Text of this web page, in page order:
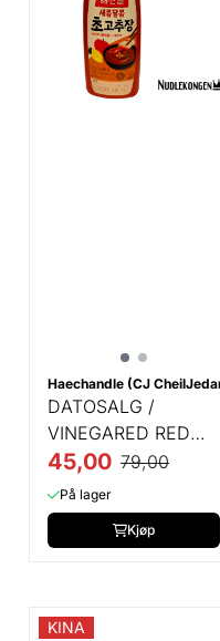
Haechandle (CJ
DATOSALG /
VINEGARED RED
PEPPER DIPPING -
500 GR
45,00 79,00
På lager
Kjøp
KINA